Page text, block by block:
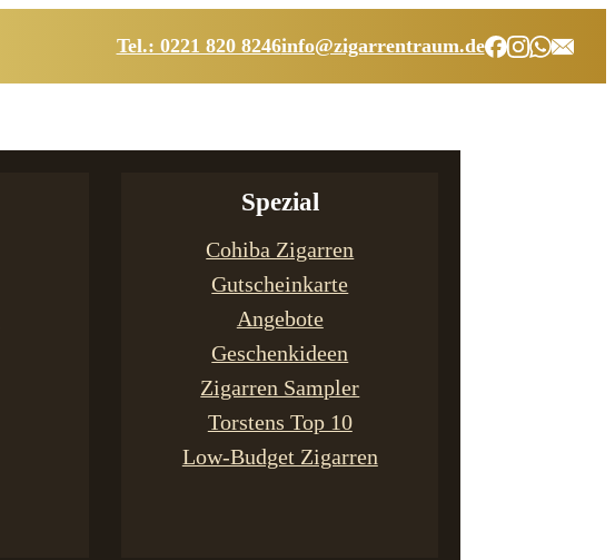
Tel.: 0221 820 8246info@zigarrentraum.de
Spezial
Cohiba Zigarren
Gutscheinkarte
Angebote
Geschenkideen
Zigarren Sampler
Torstens Top 10
Low-Budget Zigarren